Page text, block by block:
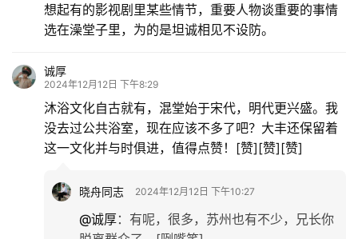
想起有的影视剧里某些情节，重要人物谈重要的事情
选在澡堂子里，为的是坦诚相见不设防。
诚厚
2024年12月12日 下午8:29
沐浴文化自古就有，混堂始于宋代，明代更兴盛。我
没去过公共浴室，现在应该不多了吧？大丰还保留着
这一文化并与时俱进，值得点赞！[赞][赞][赞]
晓舟同志 2024年12月12日 下午10:27
@诚厚： 有呢，很多，苏州也有不少，兄长你